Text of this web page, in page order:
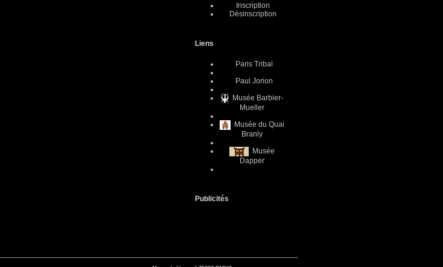
Inscription
Désinscription
Liens
Paris Tribal
Paul Jorion
Musée Barbier-
Mueller
Musée du Quai
Branly
Musée
Dapper
Publicités